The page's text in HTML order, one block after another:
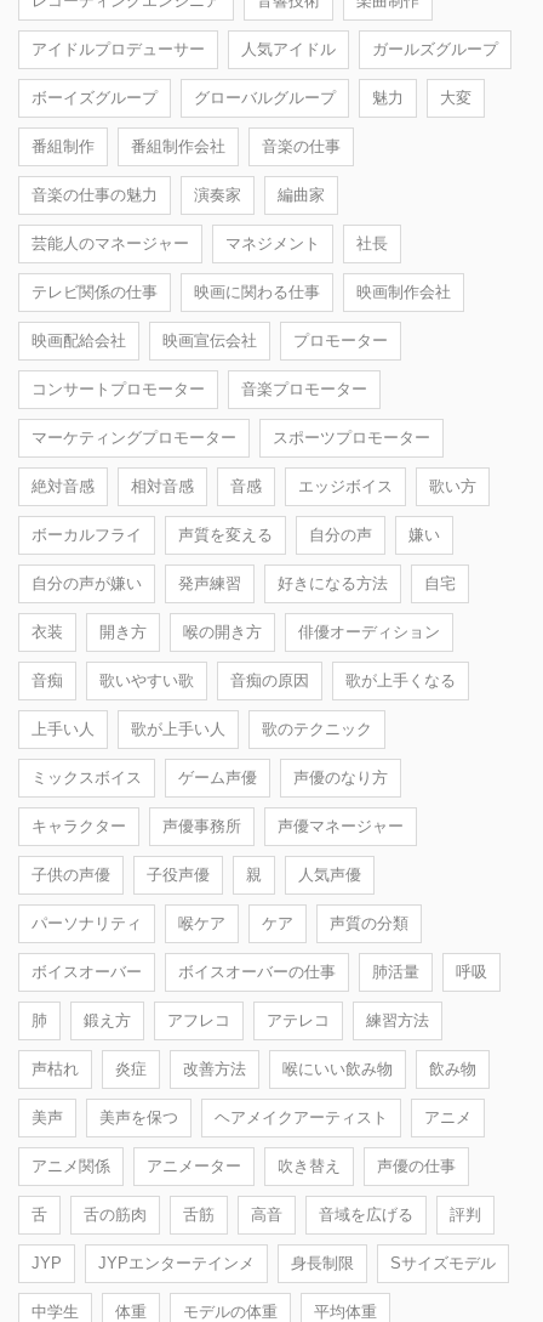
アイドルプロデューサー 人気アイドル ガールズグループ
ボーイズグループ グローバルグループ 魅力 大変
番組制作 番組制作会社 音楽の仕事
音楽の仕事の魅力 演奏家 編曲家
芸能人のマネージャー マネジメント 社長
テレビ関係の仕事 映画に関わる仕事 映画制作会社
映画配給会社 映画宣伝会社 プロモーター
コンサートプロモーター 音楽プロモーター
マーケティングプロモーター スポーツプロモーター
絶対音感 相対音感 音感 エッジボイス 歌い方
ボーカルフライ 声質を変える 自分の声 嫌い
自分の声が嫌い 発声練習 好きになる方法 自宅
衣装 開き方 喉の開き方 俳優オーディション
音痴 歌いやすい歌 音痴の原因 歌が上手くなる
上手い人 歌が上手い人 歌のテクニック
ミックスボイス ゲーム声優 声優のなり方
キャラクター 声優事務所 声優マネージャー
子供の声優 子役声優 親 人気声優
パーソナリティ 喉ケア ケア 声質の分類
ボイスオーバー ボイスオーバーの仕事 肺活量 呼吸
肺 鍛え方 アフレコ アテレコ 練習方法
声枯れ 炎症 改善方法 喉にいい飲み物 飲み物
美声 美声を保つ ヘアメイクアーティスト アニメ
アニメ関係 アニメーター 吹き替え 声優の仕事
舌 舌の筋肉 舌筋 高音 音域を広げる 評判
JYP JYPエンターテインメ 身長制限 Sサイズモデル
中学生 体重 モデルの体重 平均体重